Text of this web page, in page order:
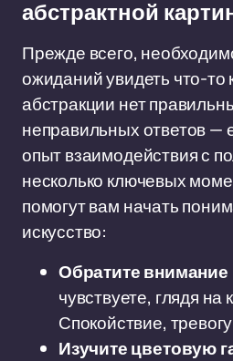
абстрактной
Прежде всего,
ожиданий увидеть что-то
абстракции нет
неправильных ответов —
опыт взаимодействия с
несколько ключевых
помогут вам начать
искусство:
Обратите
чувствуете, глядя на
Спокойствие,
Изучите цветовую